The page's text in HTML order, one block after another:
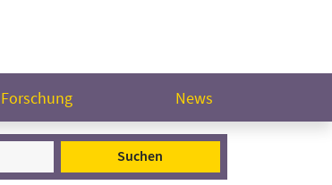
Forschung News
Suchen